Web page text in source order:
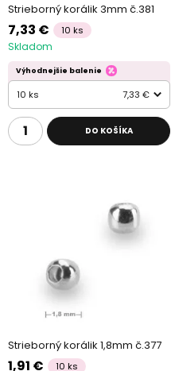
Strieborný korálik 3mm č.381
7,33 € 10 ks
Skladom
Výhodnejšie balenie
10 ks 7,33 €
DO KOŠÍKA
Strieborný korálik 1,8mm č.377
1,91 € 10 ks